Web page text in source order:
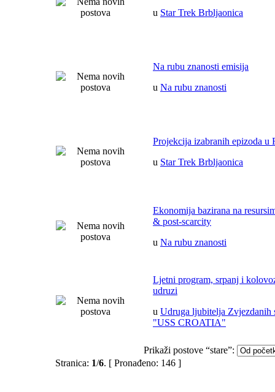
u Star Trek Brbljaonica
Na rubu znanosti emisija
u Na rubu znanosti
Projekcija izabranih epizoda u
u Star Trek Brbljaonica
Ekonomija bazirana na
& post-scarcity
u Na rubu znanosti
Ljetni program, srpanj i
udruzi
u Udruga ljubitelja Zvjezdanih
"USS CROATIA"
Prikaži postove “stare”:
Stranica: 1/6. [ Pronađeno: 146 ]